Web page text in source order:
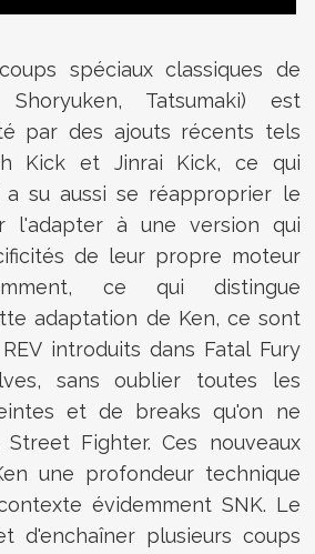
spéciaux classiques de
Tatsumaki) est
par des ajouts récents tels
Kick et Jinrai Kick, ce qui
a su aussi se réapproprier le
l'adapter à une version qui
de leur propre moteur
ce qui distingue
adaptation de Ken, ce sont
introduits dans Fatal Fury
sans oublier toutes les
et de breaks qu'on ne
Fighter. Ces nouveaux
une profondeur technique
évidemment SNK. Le
d'enchaîner plusieurs coups